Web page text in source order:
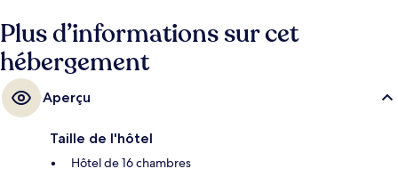
Plus d’informations sur cet
hébergement
Aperçu
Taille de l'hôtel
Hôtel de 16 chambres